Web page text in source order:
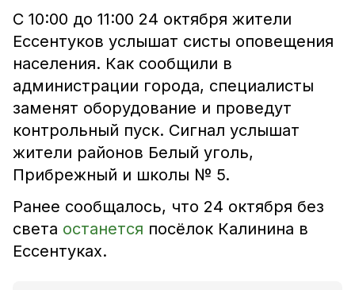
С 10:00 до 11:00 24 октября жители
Ессентуков услышат систы оповещения
населения. Как сообщили в
администрации города, специалисты
заменят оборудование и проведут
контрольный пуск. Сигнал услышат
жители районов Белый уголь,
Прибрежный и школы № 5.
Ранее сообщалось, что 24 октября без
света останется посёлок Калинина в
Ессентуках.